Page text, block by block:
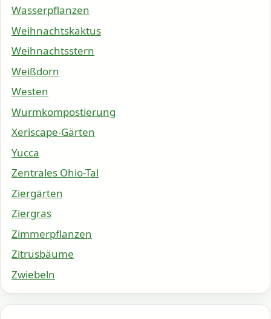
Wasserpflanzen
Weihnachtskaktus
Weihnachtsstern
Weißdorn
Westen
Wurmkompostierung
Xeriscape-Gärten
Yucca
Zentrales Ohio-Tal
Ziergärten
Ziergras
Zimmerpflanzen
Zitrusbäume
Zwiebeln